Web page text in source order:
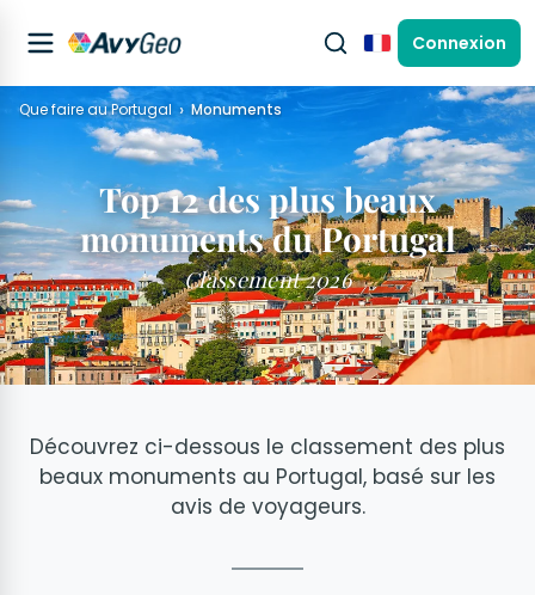
FrançaisConnexion
Que faire au Portugal Monuments
Top 12 des plus beaux
monuments du Portugal
Classement 2026
Découvrez ci-dessous le classement des plus
beaux monuments au Portugal, basé sur les
avis de voyageurs.